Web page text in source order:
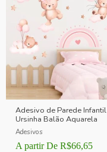
Adesivo de Parede Infantil
Ursinha Balão Aquarela
Adesivos
A partir De R$66,65